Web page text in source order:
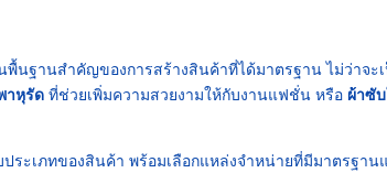
พื้นฐานสำคัญของการสร้างสินค้าที่ได้มาตรฐาน ไม่ว่าจะ
าหุรัด ที่ช่วยเพิ่มความสวยงามให้กับงานแฟชั่น หรือ ผ้าซั
ประเภทของสินค้า พร้อมเลือกแหล่งจำหน่ายที่มีมาตรฐ